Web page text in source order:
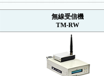
無線受信機
TM-RW